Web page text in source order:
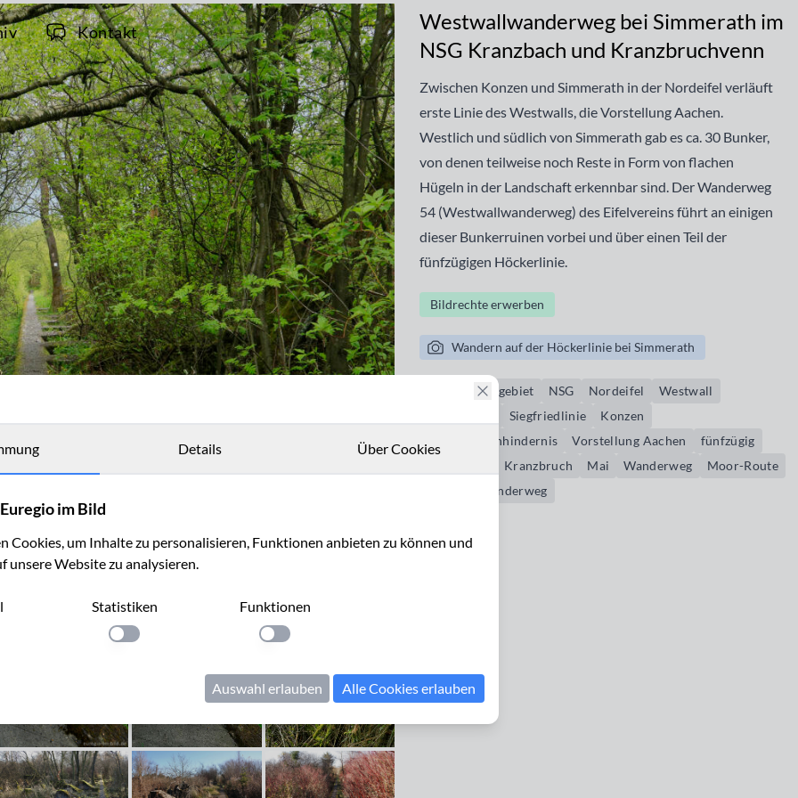
Kontakt
Westwallwanderweg bei Simmerath im
NSG Kranzbach und Kranzbruchvenn
Zwischen Konzen und Simmerath in der Nordeifel verläuft
erste Linie des Westwalls, die Vorstellung Aachen.
Westlich und südlich von Simmerath gab es ca. 30 Bunker,
von denen teilweise noch Reste in Form von flachen
Hügeln in der Landschaft erkennbar sind. Der Wanderweg
54 (Westwallwanderweg) des Eifelvereins führt an einigen
dieser Bunkerruinen vorbei und über einen Teil der
fünfzügigen Höckerlinie.
Bildrechte erwerben
Wandern auf der Höckerlinie bei Simmerath
Naturschutzgebiet NSG Nordeifel
Westwall
Siegfriedlinie
Konzen
Kampfwagenhindernis
Vorstellung Aachen
fünfzügig
Kranzbruch Mai Wanderweg
Moor-Route
Westwallwanderweg
Details Über Cookies
im Bild
Cookies, um Inhalte zu personalisieren, Funktionen anbieten zu können und
unsere Website zu analysieren.
anwenden
Statistiken
Einstellung anwenden
Funktionen
Einstellung anwenden
Auswahl erlauben Alle Cookies erlauben